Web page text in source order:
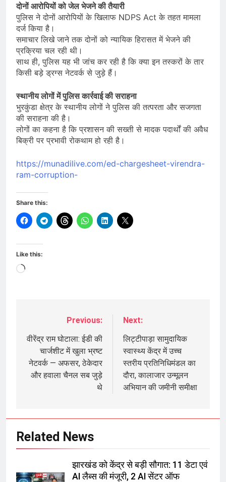
दोनों आरोपियों को जेल भेजने की तैयारी
पुलिस ने दोनों आरोपियों के खिलाफ NDPS Act के तहत मामला
दर्ज किया है।
समाचार लिखे जाने तक दोनों को न्यायिक हिरासत में भेजने की
प्रक्रिया चल रही थी।
साथ ही, पुलिस यह भी जांच कर रही है कि क्या इन तस्करों के तार
किसी बड़े ड्रग्स नेटवर्क से जुड़े हैं।
स्थानीय लोगों में पुलिस कार्रवाई की सराहना
भुरकुंडा क्षेत्र के स्थानीय लोगों ने पुलिस की तत्परता और सजगता
की सराहना की है।
लोगों का कहना है कि प्रशासन की सख्ती से मादक पदार्थों की अवैध
बिक्री पर प्रभावी रोकथाम हो रही है।
https://munadilive.com/ed-chargesheet-virendra-
ram-corruption-
Share this:
Like this:
Loading…
navigation
Previous:
वीरेंद्र राम घोटाला: ईडी की
चार्जशीट में खुला भ्रष्ट
नेटवर्क — अफसर, ठेकेदार
और हवाला चैनल सब जुड़े
थे
Next:
लिट्टीपाड़ा सामुदायिक
स्वास्थ्य केंद्र में उच्च
स्तरीय प्रतिनिधिमंडल का
दौरा, कालाजार उन्मूलन
अभियान की जमीनी समीक्षा
Related News
झारखंड को केंद्र से बड़ी सौगात: 11 डेटा एवं
AI लैब्स की मंजूरी, 2 AI सेंटर ऑफ